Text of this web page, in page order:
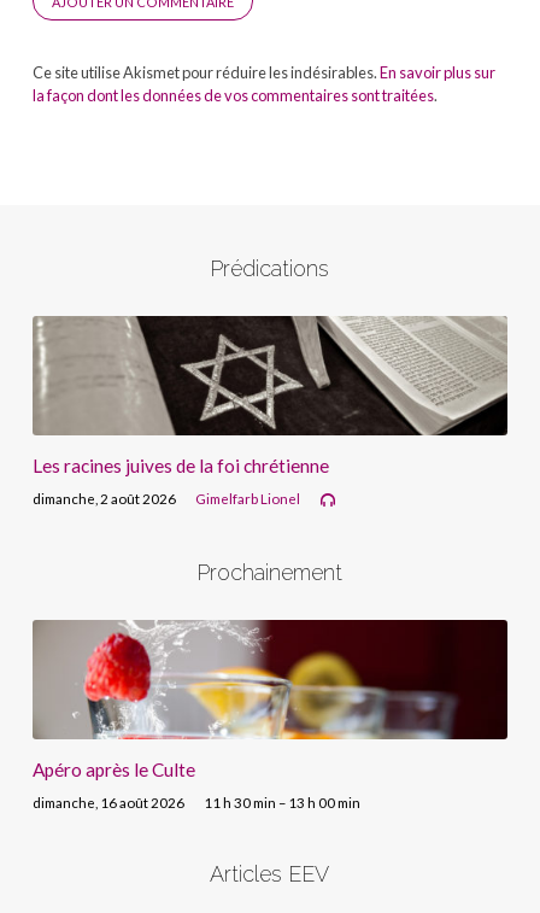
Ce site utilise Akismet pour réduire les indésirables.En savoir plus sur
la façon dont les données de vos commentaires sont traitées.
Prédications
Les racines juives de la foi chrétienne
dimanche, 2 août 2026 Gimelfarb Lionel
Prochainement
Apéro après le Culte
dimanche, 16 août 2026 11 h 30 min – 13 h 00 min
Articles EEV